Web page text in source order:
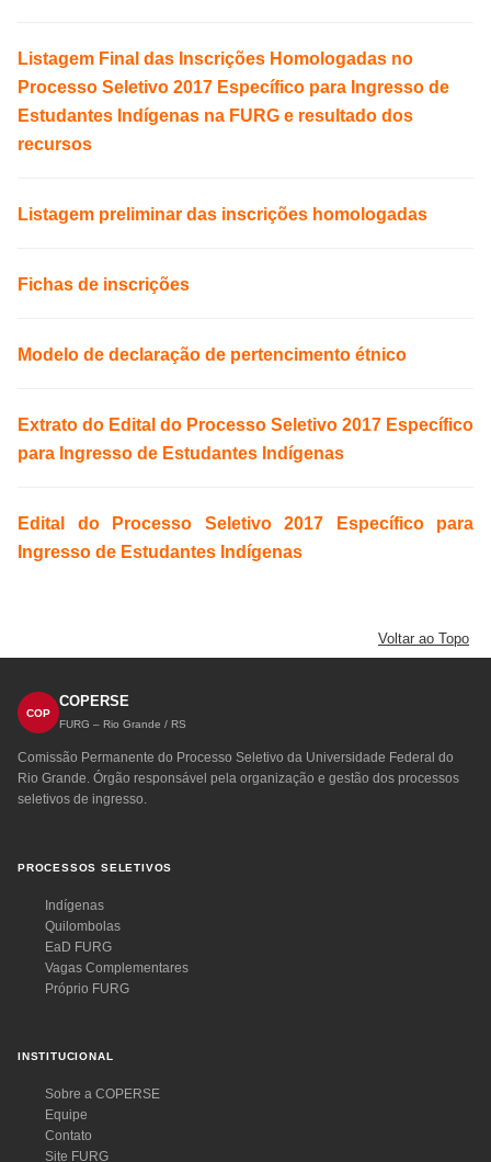
Listagem Final das Inscrições Homologadas no
Processo Seletivo 2017 Específico para Ingresso de
Estudantes Indígenas na FURG e resultado dos
recursos
Listagem preliminar das inscrições homologadas
Fichas de inscrições
Modelo de declaração de pertencimento étnico
Extrato do Edital do Processo Seletivo 2017 Específico
para Ingresso de Estudantes Indígenas
Edital do Processo Seletivo 2017 Específico para
Ingresso de Estudantes Indígenas
Voltar ao Topo
COP
COPERSE
FURG – Rio Grande / RS
Comissão Permanente do Processo Seletivo da Universidade Federal do
Rio Grande. Órgão responsável pela organização e gestão dos processos
seletivos de ingresso.
PROCESSOS SELETIVOS
Indígenas
Quilombolas
EaD FURG
Vagas Complementares
Próprio FURG
INSTITUCIONAL
Sobre a COPERSE
Equipe
Contato
Site FURG